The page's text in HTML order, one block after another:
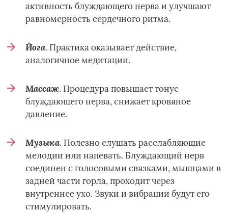
активность блуждающего нерва и улучшают
равномерность сердечного ритма.
Йога. Практика оказывает действие,
аналогичное медитации.
Массаж. Процедура повышает тонус
блуждающего нерва, снижает кровяное
давление.
Музыка. Полезно слушать расслабляющие
мелодии или напевать. Блуждающий нерв
соединен с голосовыми связками, мышцами в
задней части горла, проходит через
внутреннее ухо. Звуки и вибрации будут его
стимулировать.